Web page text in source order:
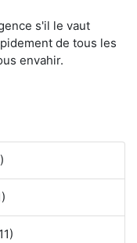
s'il le vaut
de tous les
envahir.